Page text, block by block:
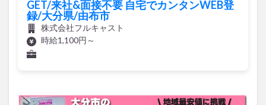
GET/来社&面接不要 自宅でカンタンWEB登
録/大分県/由布市
株式会社フルキャスト
時給1,100円～